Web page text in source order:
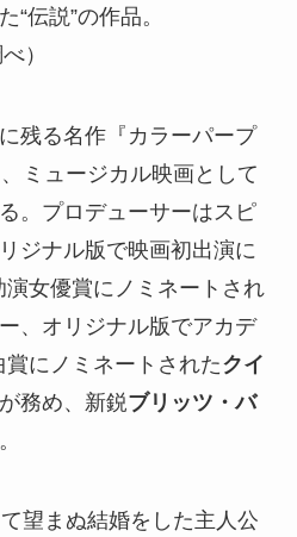
“伝説”の作品。
）
残る名作『カラーパープ
ミュージカル映画として
。プロデューサーはスピ
ジナル版で映画初出演に
演女優賞にノミネートされ
、オリジナル版でアカデ
にノミネートされたクイ
務め、新鋭ブリッツ・バ
望まぬ結婚をした主人公